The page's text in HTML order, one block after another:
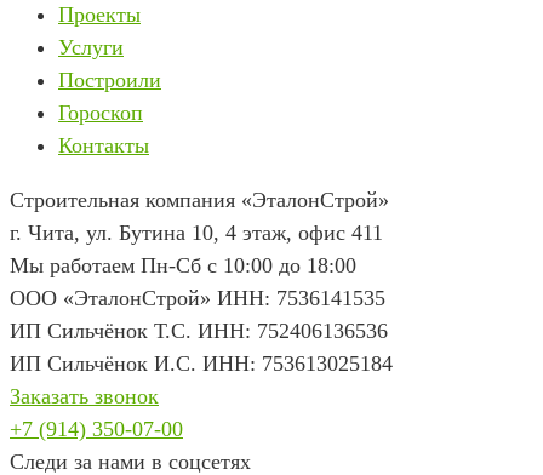
Проекты
Услуги
Построили
Гороскоп
Контакты
Строительная компания «ЭталонСтрой»
г. Чита, ул. Бутина 10, 4 этаж, офис 411
Мы работаем Пн-Сб с 10:00 до 18:00
ООО «ЭталонСтрой» ИНН: 7536141535
ИП Сильчёнок Т.С. ИНН: 752406136536
ИП Сильчёнок И.С. ИНН: 753613025184
Заказать звонок
+7 (914) 350-07-00
Следи за нами в соцсетях